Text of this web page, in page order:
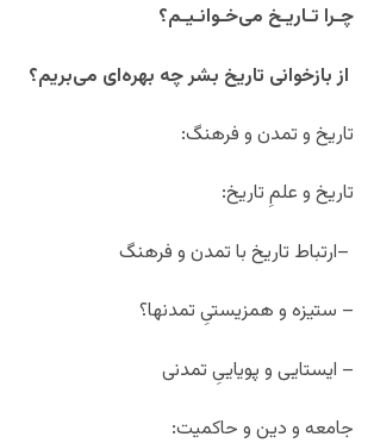
چـرا تـاریـخ می‌خـوانـیـم؟
از بازخوانی تاریخ بشر چه بهره‌ای می‌بریم؟
تاریخ و تمدن و فرهنگ:
تاریخ و علمِ تاریخ:
–ارتباط تاریخ با تمدن و فرهنگ
– ستیزه و همزیستیِ تمدنها؟
– ایستایی و پویاییِ تمدنی
جامعه و دین و حاکمیت: